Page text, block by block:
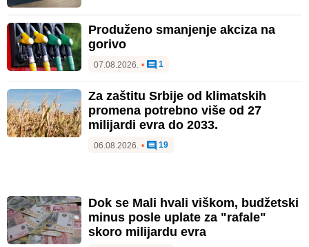
Produženo smanjenje akciza na
gorivo
07.08.2026. • 1
Za zaštitu Srbije od klimatskih
promena potrebno više od 27
milijardi evra do 2033.
06.08.2026. • 19
Dok se Mali hvali viškom, budžetski
minus posle uplate za "rafale"
skoro milijardu evra